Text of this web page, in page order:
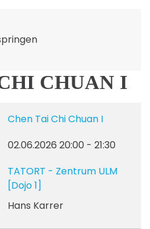
CHUAN I
Chen Tai Chi Chuan I
02.06.2026 20:00 - 21:30
TATORT - Zentrum ULM
[Dojo 1]
Hans Karrer